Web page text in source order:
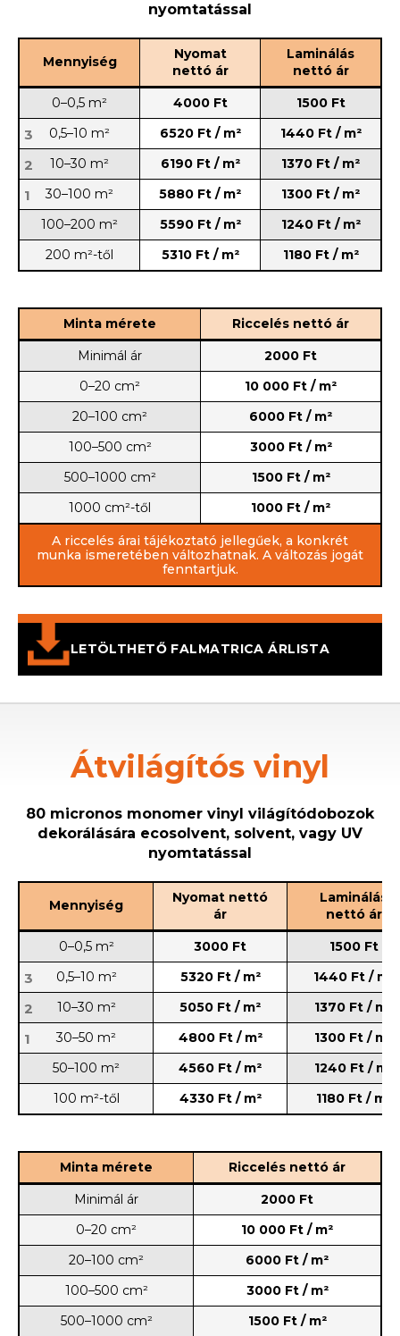
nyomtatással
Mennyiség
Nyomat
nettó ár
Laminálás
nettó ár
0–0,5 m²
4000 Ft 1500 Ft
3 0,5–10 m² 6520 Ft / m² 1440 Ft / m²
2 10–30 m² 6190 Ft / m² 1370 Ft / m²
1 30–100 m² 5880 Ft / m²
1300 Ft / m²
100–200 m²
5590 Ft / m²
1240 Ft / m²
200 m²-től
5310 Ft / m² 1180 Ft / m²
Minta mérete
Riccelés nettó ár
Minimál ár
2000 Ft
0–20 cm²
10 000 Ft / m²
20–100 cm²
6000 Ft / m²
100–500 cm²
3000 Ft / m²
500–1000 cm²
1500 Ft / m²
1000 cm²-től
1000 Ft / m²
A riccelés árai tájékoztató jellegűek, a konkrét
munka ismeretében változhatnak. A változás jogát
fenntartjuk.
LETÖLTHETŐ FALMATRICA ÁRLISTA
Átvilágítós vinyl
80 micronos monomer vinyl világítódobozok
dekorálására ecosolvent, solvent, vagy UV
nyomtatással
Mennyiség
Nyomat nettó
ár
Laminálás
nettó ár
0–0,5 m²
3000 Ft 1500 Ft
3 0,5–10 m² 5320 Ft / m² 1440 Ft / m²
2 10–30 m² 5050 Ft / m² 1370 Ft / m²
1 30–50 m² 4800 Ft / m²
1300 Ft / m²
50–100 m²
4560 Ft / m²
1240 Ft / m²
100 m²-től
4330 Ft / m² 1180 Ft / m²
Minta mérete
Riccelés nettó ár
Minimál ár
2000 Ft
0–20 cm²
10 000 Ft / m²
20–100 cm²
6000 Ft / m²
100–500 cm²
3000 Ft / m²
500–1000 cm²
1500 Ft / m²